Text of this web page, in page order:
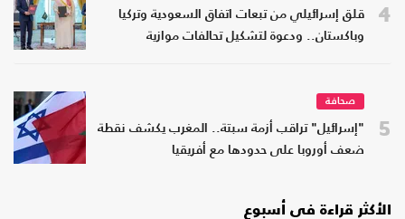
4
قلق إسرائيلي من تبعات اتفاق السعودية وتركيا
وباكستان.. ودعوة لتشكيل تحالفات موازية
5
صحافة
"إسرائيل" تراقب أزمة سبتة.. المغرب يكشف نقطة
ضعف أوروبا على حدودها مع أفريقيا
الأكثر قراءة في أسبوع